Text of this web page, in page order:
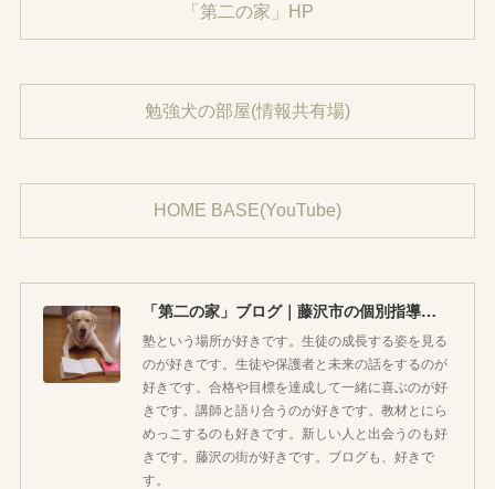
「第二の家」HP
勉強犬の部屋(情報共有場)
HOME BASE(YouTube)
「第二の家」ブログ｜藤沢市の個別指導塾のお話
塾という場所が好きです。生徒の成長する姿を見る
のが好きです。生徒や保護者と未来の話をするのが
好きです。合格や目標を達成して一緒に喜ぶのが好
きです。講師と語り合うのが好きです。教材とにら
めっこするのも好きです。新しい人と出会うのも好
きです。藤沢の街が好きです。ブログも、好きで
す。